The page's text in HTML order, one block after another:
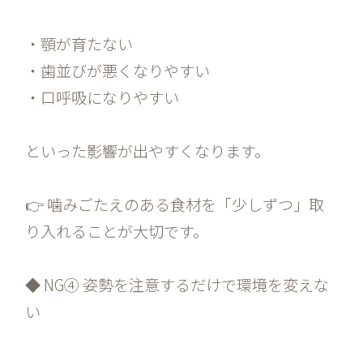
・顎が育たない
・歯並びが悪くなりやすい
・口呼吸になりやすい
といった影響が出やすくなります。
👉 噛みごたえのある食材を「少しずつ」取
り入れることが大切です。
◆ NG④ 姿勢を注意するだけで環境を変えな
い